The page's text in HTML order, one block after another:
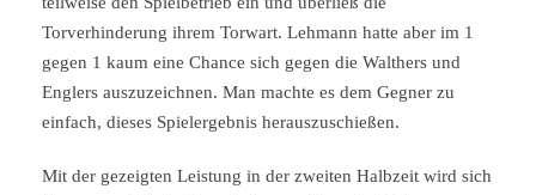
Torverhinderung ihrem Torwart. Lehmann hatte aber im 1
gegen 1 kaum eine Chance sich gegen die Walthers und
Englers auszuzeichnen. Man machte es dem Gegner zu
einfach, dieses Spielergebnis herauszuschießen.
Mit der gezeigten Leistung in der zweiten Halbzeit wird sich